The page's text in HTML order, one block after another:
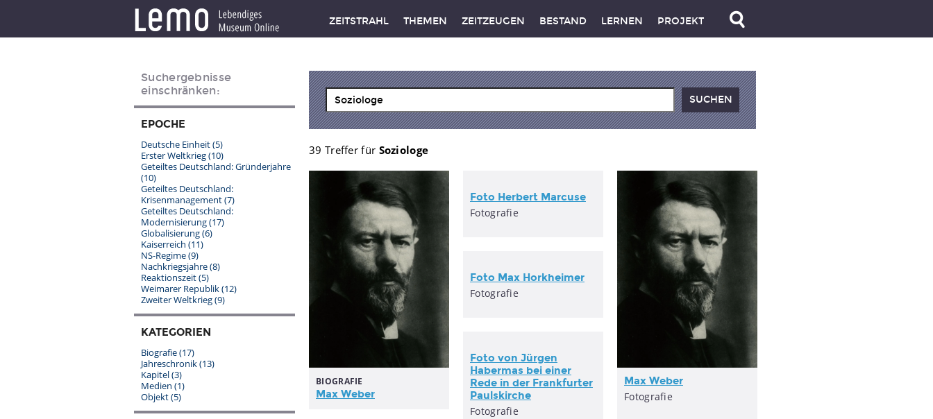
ZEITSTRAHL THEMEN ZEITZEUGEN BESTAND LERNEN PROJEKT
39 Treffer für Soziologe
BIOGRAFIE
Max Weber
Foto Herbert Marcuse
Fotografie
Max Weber
Fotografie
Foto Max Horkheimer
Fotografie
Foto von Jürgen
Habermas bei einer
Rede in der Frankfurter
Paulskirche
Fotografie
Suchergebnisse
einschränken:
EPOCHE
Deutsche Einheit(5)
Erster Weltkrieg(10)
Geteiltes Deutschland: Gründerjahre
(10)
Geteiltes Deutschland:
Krisenmanagement(7)
Geteiltes Deutschland:
Modernisierung(17)
Globalisierung(6)
Kaiserreich (11)
NS-Regime(9)
Nachkriegsjahre(8)
Reaktionszeit(5)
Weimarer Republik(12)
Zweiter Weltkrieg(9)
KATEGORIEN
Biografie(17)
Jahreschronik(13)
Kapitel(3)
Medien (1)
Objekt(5)